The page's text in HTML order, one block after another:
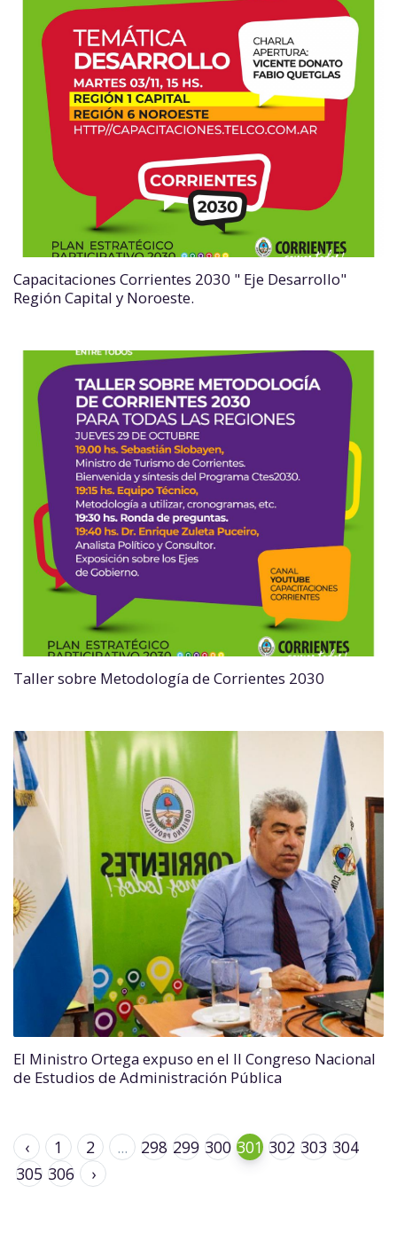
Capacitaciones Corrientes 2030 " Eje Desarrollo"
Región Capital y Noroeste.
Taller sobre Metodología de Corrientes 2030
El Ministro Ortega expuso en el II Congreso Nacional
de Estudios de Administración Pública
‹ 1 2 ... 298 299 300 301 302 303 304
305 306 ›